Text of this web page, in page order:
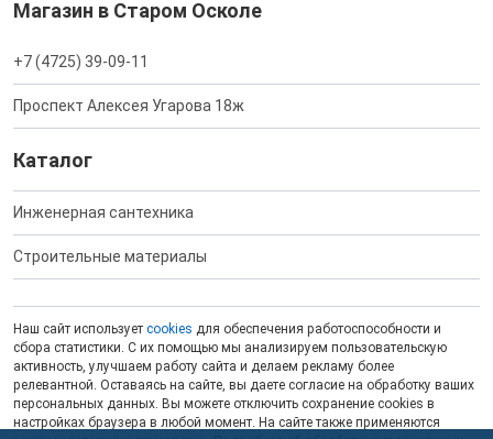
Магазин в Старом Осколе
+7 (4725) 39-09-11
Проспект Алексея Угарова 18ж
Каталог
Инженерная сантехника
Строительные материалы
Наш сайт использует cookies для обеспечения работоспособности и
сбора статистики. С их помощью мы анализируем пользовательскую
активность, улучшаем работу сайта и делаем рекламу более
релевантной. Оставаясь на сайте, вы даете согласие на обработку ваших
персональных данных. Вы можете отключить сохранение cookies в
настройках браузера в любой момент. На сайте также применяются